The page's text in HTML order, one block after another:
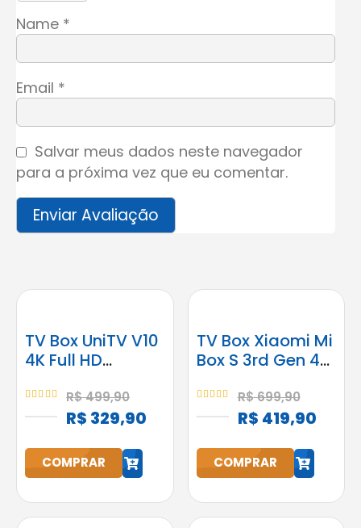
Name *
Email *
Salvar meus dados neste navegador
para a próxima vez que eu comentar.
h
TV Box UniTV V10
4K Full HD
R$499,90
R$ 329,90
COMPRAR h
TV Box Xiaomi Mi
Box S 3rd Gen 4K
Google
Assistente
R$699,90
R$ 419,90
COMPRAR